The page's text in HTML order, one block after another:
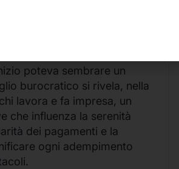
poteva sembrare un
burocratico si rivela, nella
lavora e fa impresa, un
che influenza la serenità
dei pagamenti e la
ogni adempimento